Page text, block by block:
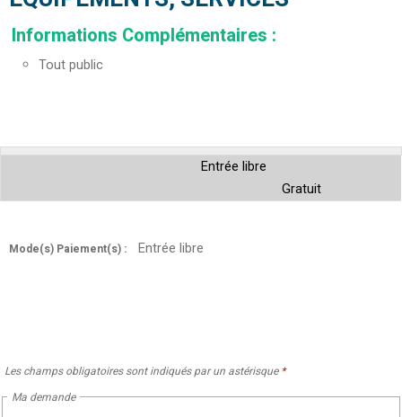
Informations Complémentaires :
Tout public
Entrée libre
Gratuit
Mode(s) Paiement(s) : Entrée libre
Les champs obligatoires sont indiqués par un astérisque *
Ma demande